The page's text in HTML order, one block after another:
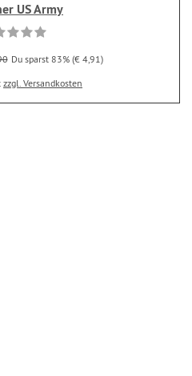
US Army
Du sparst 83% (€ 4,91)
zzgl. Versandkosten